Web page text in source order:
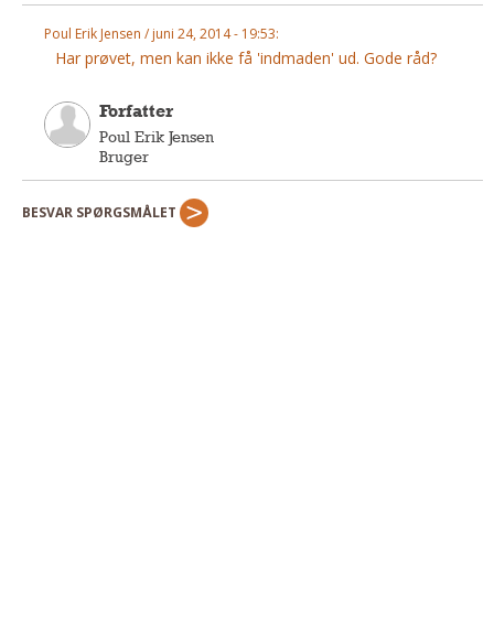
Poul Erik Jensen / juni 24, 2014 - 19:53:
Har prøvet, men kan ikke få 'indmaden' ud. Gode råd?
Forfatter
Poul Erik Jensen
Bruger
BESVAR SPØRGSMÅLET